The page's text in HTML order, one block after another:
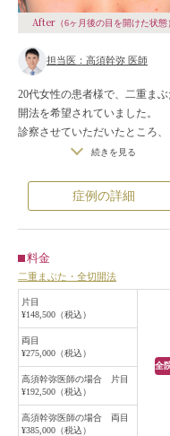
After（6ヶ月後の目を開けた状態）
担当医：高須幹弥 医師
20代女性の患者様で、二重まぶ
開法を希望されていました。
診察させていただいたところ
たの皮膚が厚く、脂肪も余って
二重まぶた全切開法を行い、余
脂肪を除去することになりまし
手術は局所麻酔下に行い、自
眼窩内脂肪とROOFを切除し、
のラインを作成しました。
手術後は、術前と比べてまぶた
っきりして薄くなり、自然な二
ぶたのラインができました。
続きを見る
症例の詳細
料金
二重まぶた・全切開法
片目
¥148,500（税込）
全
両目
¥275,000（税込）
高須幹弥医師の場合 片目
¥192,500（税込）
高須幹弥医師の場合 両目
¥385,000（税込）